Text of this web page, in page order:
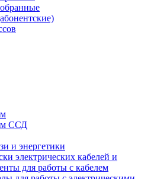
ССД
и энергетики
электрических кабелей и
для работы с кабелем